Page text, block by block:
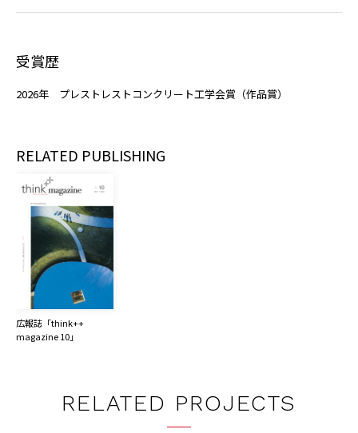
受賞歴
2026年 プレストレストコンクリート工学会賞（作品賞）
RELATED PUBLISHING
広報誌「think++
magazine 10」
RELATED PROJECTS